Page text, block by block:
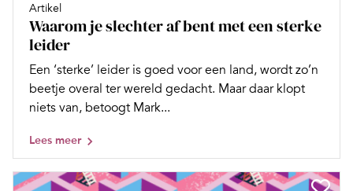
Artikel
Waarom je slechter af bent met een sterke
leider
Een ‘sterke’ leider is goed voor een land, wordt zo’n
beetje overal ter wereld gedacht. Maar daar klopt
niets van, betoogt Mark...
Lees meer